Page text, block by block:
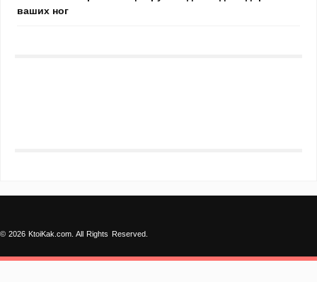
ваших ног
© 2026 KtoiKak.com. All Rights Reserved.